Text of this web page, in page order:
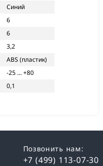
Синий
6
6
3,2
ABS (пластик)
-25 ... +80
0,1
Позвонить нам:
+7 (499) 113-07-30